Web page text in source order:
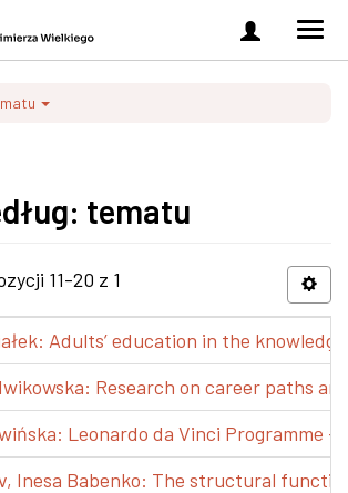
Zaloguj
się
tematu
11-20 z 1
Adults’ education in the
Research on career paths
Leonardo da Vinci Programme
Inesa Babenko: The structural